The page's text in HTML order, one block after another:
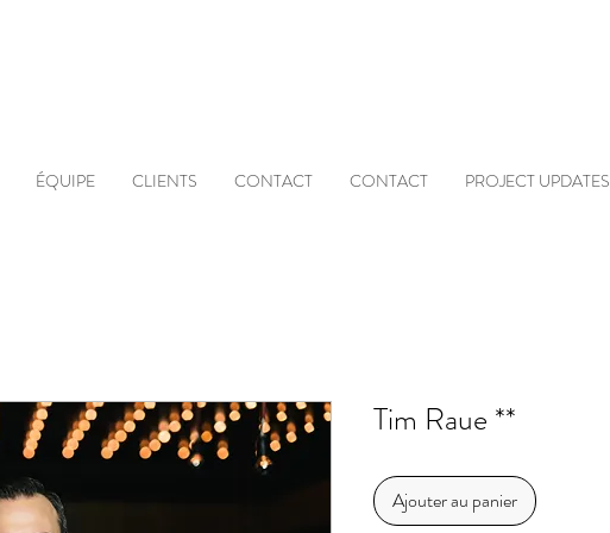
ÉQUIPE CLIENTS CONTACT CONTACT PROJECT UPDATES
Tim Raue **
Ajouter au panier